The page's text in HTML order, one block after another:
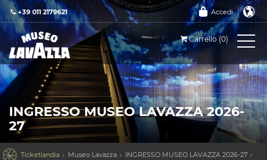
+39 011 2179621 Accedi
Carrello (0)
INGRESSO MUSEO LAVAZZA 2026-
27
 Ticketlandia Museo Lavazza
INGRESSO MUSEO LAVAZZA 2026-27